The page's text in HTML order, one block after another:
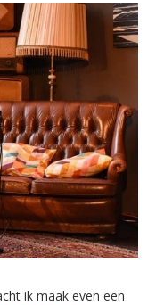
ik maak even een